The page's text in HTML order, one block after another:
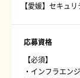
【愛媛】セキュ
応募資格
【必須】
・インフラエン